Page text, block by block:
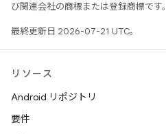
び関連会社の商標または登録商標です。
最終更新日 2026-07-21 UTC。
リソース
Android リポジトリ
要件